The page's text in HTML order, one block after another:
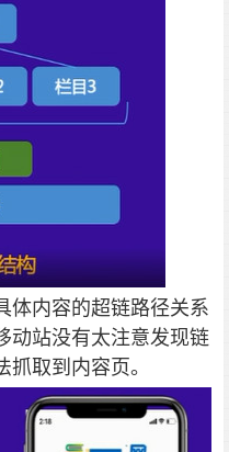
体内容的超链路径关系
动站没有太注意发现链
取到内容页。